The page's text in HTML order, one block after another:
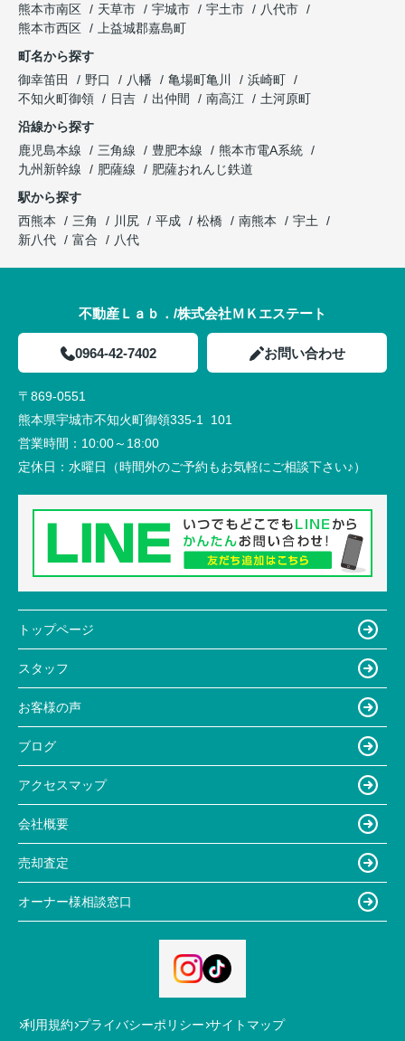
熊本市南区
天草市 宇城市 宇土市
八代市
熊本市西区
上益城郡嘉島町
町名から探す
御幸笛田
野口 八幡 亀場町亀川
浜崎町
不知火町御領
日吉 出仲間 南高江
土河原町
沿線から探す
鹿児島本線
三角線 豊肥本線
熊本市電A系統
九州新幹線
肥薩線
肥薩おれんじ鉄道
駅から探す
西熊本
三角 川尻 平成 松橋 南熊本
宇土
新八代
富合 八代
不動産Ｌａｂ．/株式会社ＭＫエステート
0964-42-7402 お問い合わせ
〒869-0551
熊本県宇城市不知火町御領335-1 101
営業時間： 10:00～18:00
定休日： 水曜日（時間外のご予約もお気軽にご相談下さい♪）
トップページ
スタッフ
お客様の声
ブログ
アクセスマップ
会社概要
売却査定
オーナー様相談窓口
利用規約 プライバシーポリシー サイトマップ